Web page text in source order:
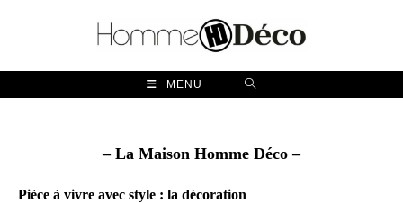
MENU
– La Maison Homme Déco –
Pièce à vivre avec style : la décoration